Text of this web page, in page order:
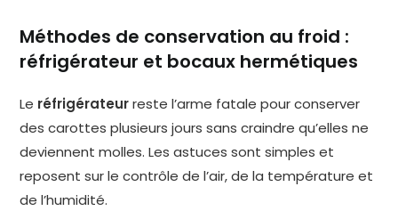
Méthodes de conservation au froid :
réfrigérateur et bocaux hermétiques
Le réfrigérateurreste l’arme fatale pour conserver
des carottes plusieurs jours sans craindre qu’elles ne
deviennent molles. Les astuces sont simples et
reposent sur le contrôle de l’air, de la température et
de l’humidité.